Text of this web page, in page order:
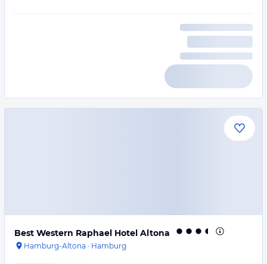
Best Western Raphael Hotel Altona
Hamburg-Altona · Hamburg